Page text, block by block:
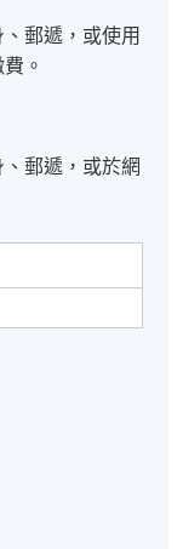
郵遞，或使用
。
郵遞，或於網